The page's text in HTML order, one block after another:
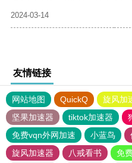
2024-03-14
友情链接
网站地图 QuickQ 旋风加
坚果加速器
tiktok加速器
免费vqn外网加速
小蓝鸟
旋风加速器
八戒看书
免